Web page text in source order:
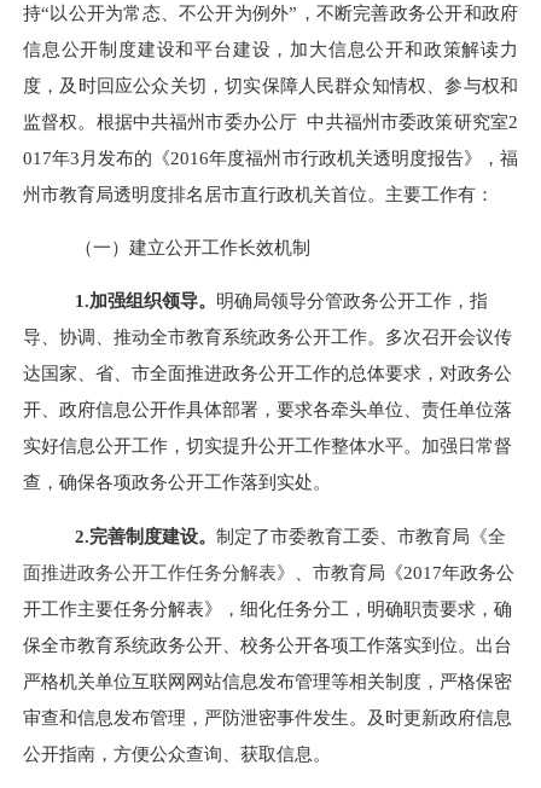
持“以公开为常态、不公开为例外”，不断完善政务公开和政府
信息公开制度建设和平台建设，加大信息公开和政策解读力
度，及时回应公众关切，切实保障人民群众知情权、参与权和
监督权。根据中共福州市委办公厅 中共福州市委政策研究室2
017年3月发布的《2016年度福州市行政机关透明度报告》，福
州市教育局透明度排名居市直行政机关首位。主要工作有：
（一）建立公开工作长效机制
1.加强组织领导。 明确局领导分管政务公开工作，指
导、协调、推动全市教育系统政务公开工作。多次召开会议传
达国家、省、市全面推进政务公开工作的总体要求，对政务公
开、政府信息公开作具体部署，要求各牵头单位、责任单位落
实好信息公开工作，切实提升公开工作整体水平。 加强日常督
查，确保各项政务公开工作落到实处。
2.完善制度建设。 制定了市委教育工委、市教育局 《全
面推进政务公开工作任务分解表》
市教育局 《2017年政务公
开工作主要任务分解表》，细化任务分工，明确职责要求，确
保全市教育系统政务公开、校务公开各项工作落实到位。出台
严格机关单位互联网网站信息发布管理等相关制度，严格保密
审查和信息发布管理，严防泄密事件发生。
及时更新政府信息
公开指南，方便公众查询、获取信息。